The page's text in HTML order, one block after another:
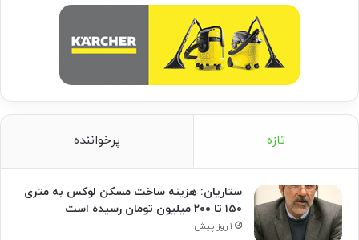
تازه پرخواننده
ستاریان: هزینه ساخت مسکن لوکس به متری
۱۵۰ تا ۲۰۰ میلیون تومان رسیده است
۱ روز پیش